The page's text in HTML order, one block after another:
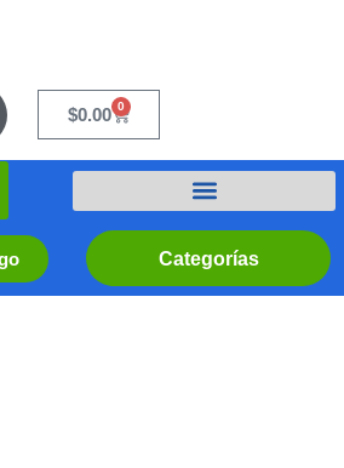
$0.00 0
Cart
Categorías